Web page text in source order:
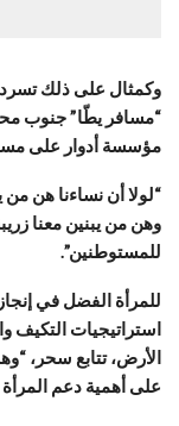
وكمثال على ذلك تسرد
“مسافر يطّا” جنوب
مؤسسة أدوار على
“لولا أن نساءنا هن
وهن من يبنين معنا
للمستوطنين”.
للمرأة الفضل في
استراتيجيات التكيف
الأرض، تتابع سحر،
على أهمية دعم المرأة